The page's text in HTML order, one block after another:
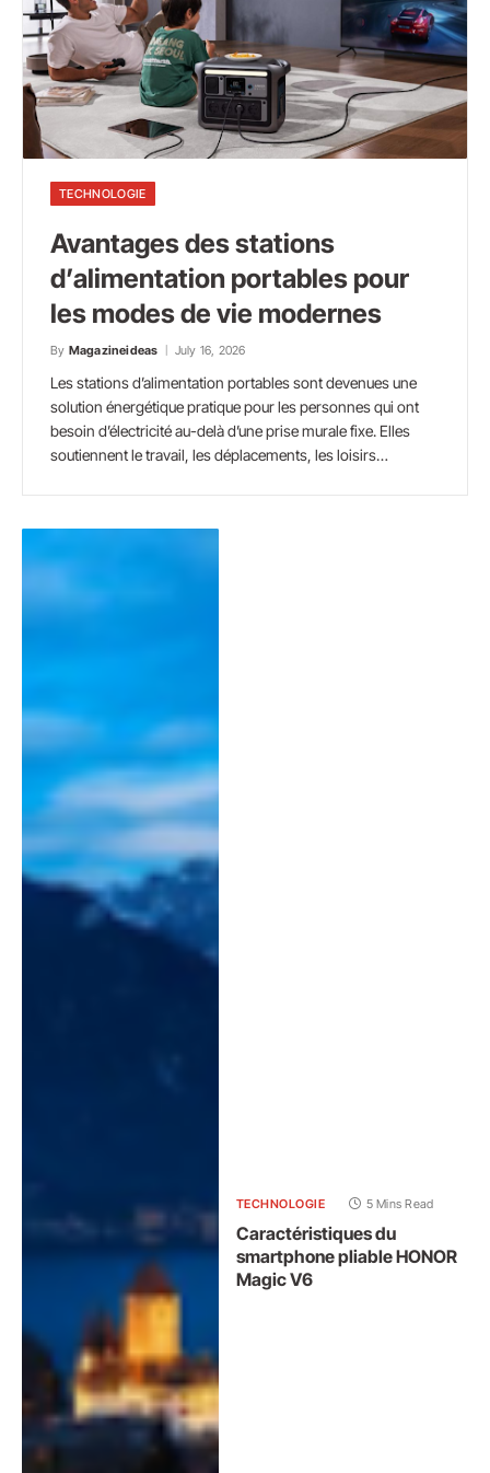
TECHNOLOGIE
Avantages des stations
d’alimentation portables pour
les modes de vie modernes
By Magazineideas July 16, 2026
Les stations d’alimentation portables sont devenues une
solution énergétique pratique pour les personnes qui ont
besoin d’électricité au-delà d’une prise murale fixe. Elles
soutiennent le travail, les déplacements, les loisirs…
TECHNOLOGIE 5 Mins Read
Caractéristiques du
smartphone pliable HONOR
Magic V6